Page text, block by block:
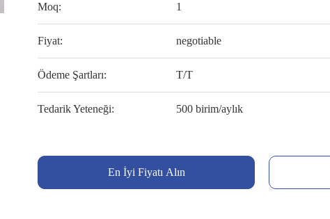
Moq: 1
Fiyat: negotiable
Ödeme Şartları: T/T
Tedarik Yeteneği: 500 birim/aylık
En İyi Fiyatı Alın